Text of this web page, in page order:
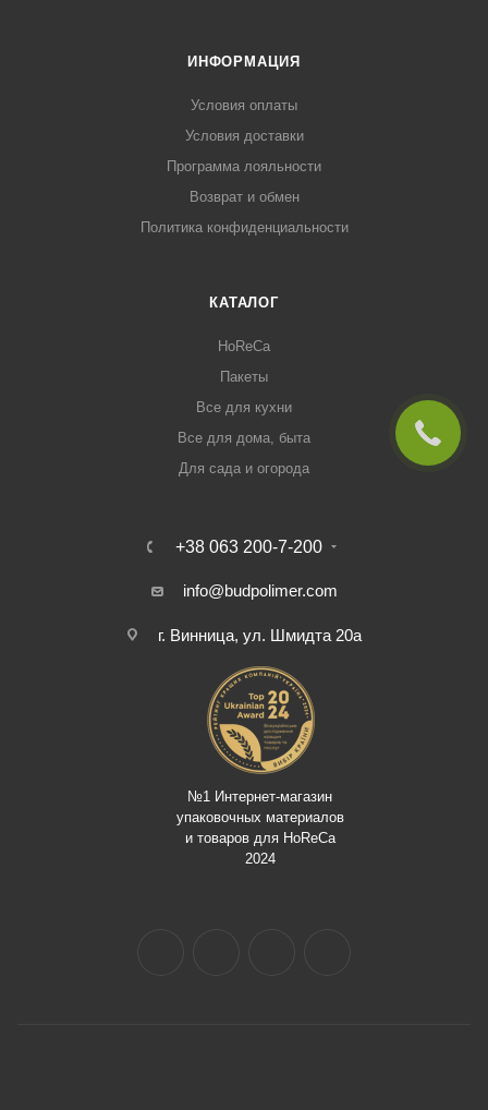
ИНФОРМАЦИЯ
Условия оплаты
Условия доставки
Программа лояльности
Возврат и обмен
Политика конфиденциальности
КАТАЛОГ
HoReCa
Пакеты
Все для кухни
Все для дома, быта
Для сада и огорода
+38 063 200-7-200
info@budpolimer.com
г. Винница, ул. Шмидта 20а
№1 Интернет-магазин
упаковочных материалов
и товаров для HoReCa
2024